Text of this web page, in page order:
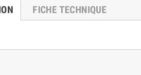
FICHE TECHNIQUE